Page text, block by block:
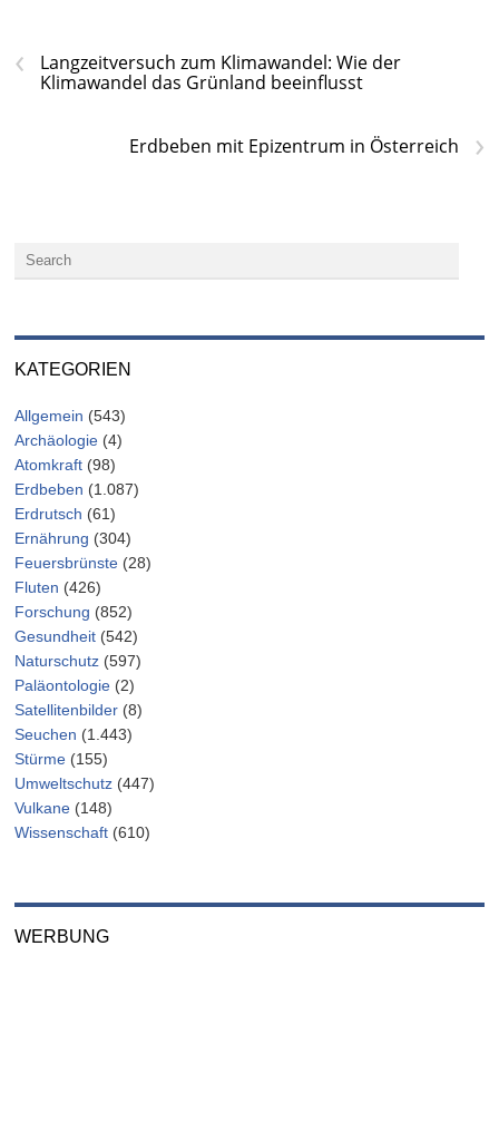
‹
Langzeitversuch zum Klimawandel: Wie der
Klimawandel das Grünland beeinflusst
›
Erdbeben mit Epizentrum in Österreich
KATEGORIEN
Allgemein (543)
Archäologie (4)
Atomkraft (98)
Erdbeben (1.087)
Erdrutsch (61)
Ernährung (304)
Feuersbrünste (28)
Fluten (426)
Forschung (852)
Gesundheit (542)
Naturschutz (597)
Paläontologie (2)
Satellitenbilder (8)
Seuchen (1.443)
Stürme (155)
Umweltschutz (447)
Vulkane (148)
Wissenschaft (610)
WERBUNG